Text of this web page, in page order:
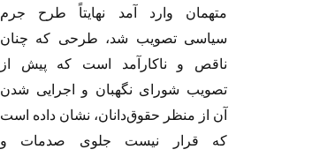
متهمان وارد آمد نهایتاً طرح جرم
سیاسى تصویب شد، طرحى که چنان
ناقص و ناکارآمد است که پیش از
تصویب شوراى نگهبان و اجرایى شدن
آن از منظر حقوق‌دانان، نشان داده است
که قرار نیست جلوى صدمات و